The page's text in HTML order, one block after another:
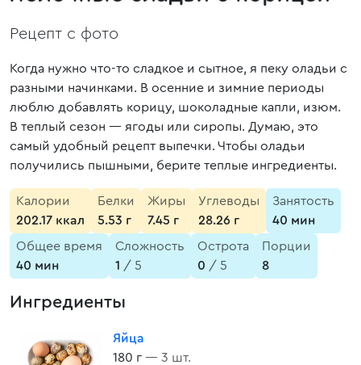
Рецепт с фото
Когда нужно что-то сладкое и сытное, я пеку оладьи с
разными начинками. В осенние и зимние периоды
люблю добавлять корицу, шоколадные капли, изюм.
В теплый сезон — ягоды или сиропы. Думаю, это
самый удобный рецепт выпечки. Чтобы оладьи
получились пышными, берите теплые ингредиенты.
Калории
202.17 ккал
Белки
5.53 г
Жиры
7.45 г
Углеводы
28.26 г
Занятость
40 мин
Общее время
40 мин
Сложность
1 / 5
Острота
0 / 5
Порции
8
Ингредиенты
Яйца
180 г — 3 шт.